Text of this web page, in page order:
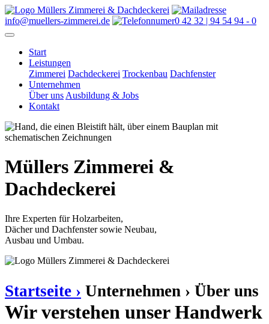
info@muellers-zimmerei.de 0 42 32 | 94 54 94 - 0
Start
Leistungen
Zimmerei Dachdeckerei Trockenbau Dachfenster
Unternehmen
Über uns Ausbildung & Jobs
Kontakt
Müllers Zimmerei &
Dachdeckerei
Ihre Experten für Holzarbeiten,
Dächer und Dachfenster sowie Neubau,
Ausbau und Umbau.
Startseite › Unternehmen › Über uns
Wir verstehen unser Handwerk